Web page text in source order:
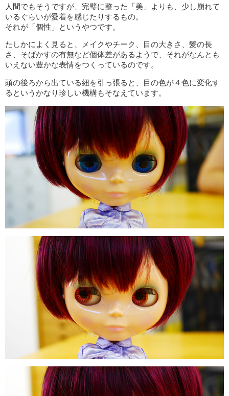
人間でもそうですが、完璧に整った「美」よりも、少し崩れて
いるぐらいが愛着を感じたりするもの。
それが「個性」というやつです。
たしかによく見ると、メイクやチーク、目の大きさ、髪の長
さ、そばかすの有無など個体差があるようで、それがなんとも
いえない豊かな表情をつくっているのです。
頭の後ろから出ている紐を引っ張ると、目の色が４色に変化す
るというかなり珍しい機構もそなえています。